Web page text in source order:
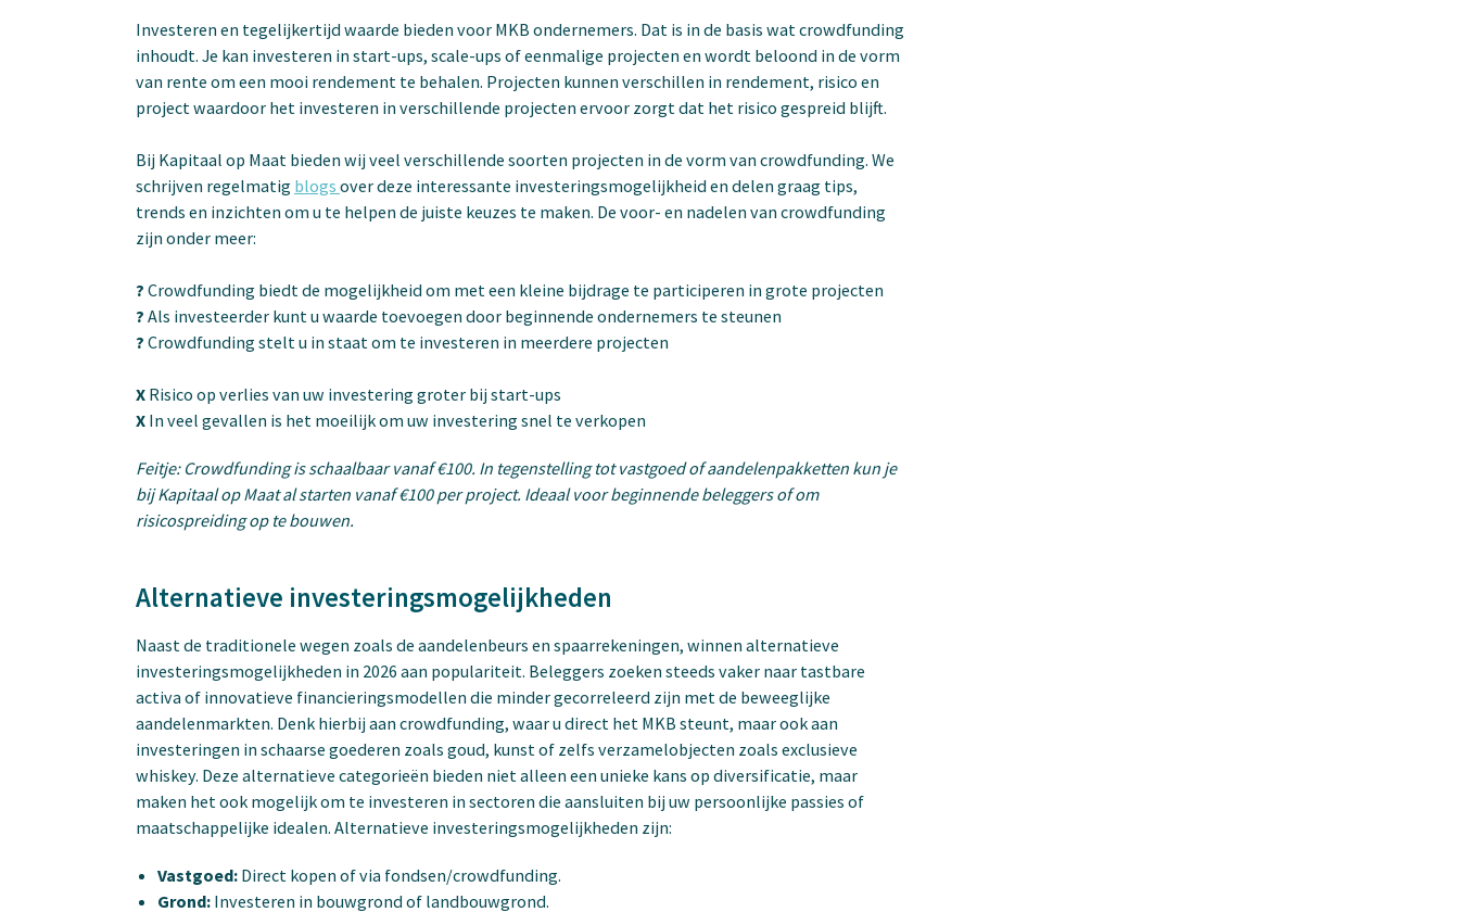
Investeren en tegelijkertijd waarde bieden voor MKB ondernemers. Dat is in de basis wat crowdfunding
inhoudt. Je kan investeren in start-ups, scale-ups of eenmalige projecten en wordt beloond in de vorm
van rente om een mooi rendement te behalen. Projecten kunnen verschillen in rendement, risico en
project waardoor het investeren in verschillende projecten ervoor zorgt dat het risico gespreid blijft.
Bij Kapitaal op Maat bieden wij veel verschillende soorten projecten in de vorm van crowdfunding. We
schrijven regelmatig blogs over deze interessante investeringsmogelijkheid en delen graag tips,
trends en inzichten om u te helpen de juiste keuzes te maken. De voor- en nadelen van crowdfunding
zijn onder meer:
? Crowdfunding biedt de mogelijkheid om met een kleine bijdrage te participeren in grote projecten
? Als investeerder kunt u waarde toevoegen door beginnende ondernemers te steunen
? Crowdfunding stelt u in staat om te investeren in meerdere projecten
X Risico op verlies van uw investering groter bij start-ups
X In veel gevallen is het moeilijk om uw investering snel te verkopen
Feitje: Crowdfunding is schaalbaar vanaf €100. In tegenstelling tot vastgoed of aandelenpakketten kun je
bij Kapitaal op Maat al starten vanaf €100 per project. Ideaal voor beginnende beleggers of om
risicospreiding op te bouwen.
Alternatieve investeringsmogelijkheden
Naast de traditionele wegen zoals de aandelenbeurs en spaarrekeningen, winnen alternatieve
investeringsmogelijkheden in 2026 aan populariteit. Beleggers zoeken steeds vaker naar tastbare
activa of innovatieve financieringsmodellen die minder gecorreleerd zijn met de beweeglijke
aandelenmarkten. Denk hierbij aan crowdfunding, waar u direct het MKB steunt, maar ook aan
investeringen in schaarse goederen zoals goud, kunst of zelfs verzamelobjecten zoals exclusieve
whiskey. Deze alternatieve categorieën bieden niet alleen een unieke kans op diversificatie, maar
maken het ook mogelijk om te investeren in sectoren die aansluiten bij uw persoonlijke passies of
maatschappelijke idealen. Alternatieve investeringsmogelijkheden zijn:
Vastgoed: Direct kopen of via fondsen/crowdfunding.
Grond: Investeren in bouwgrond of landbouwgrond.